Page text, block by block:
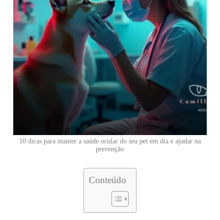
10 dicas para manter a saúde ocular do seu pet em dia e ajudar na
prevenção
Conteúdo